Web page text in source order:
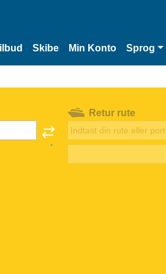
Skibe Min Konto Sprog
Retur rute